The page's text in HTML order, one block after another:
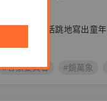
母語，生動活跳地寫出童年
#客家委員會 #鏡萬象